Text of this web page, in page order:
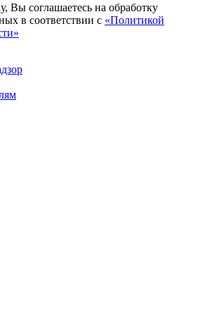
Вы соглашаетесь на обработку
в соответствии с «Политикой